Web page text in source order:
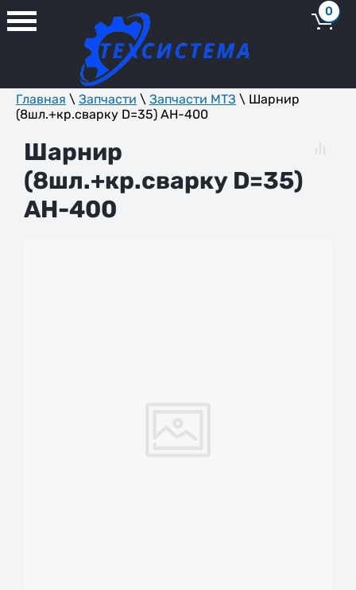
0
Главная \ Запчасти \ Запчасти МТЗ \ Шарнир
(8шл.+кр.сварку D=35) AH-400
Шарнир
(8шл.+кр.сварку D=35)
AH-400